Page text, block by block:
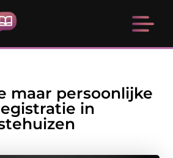
maar persoonlijke
in